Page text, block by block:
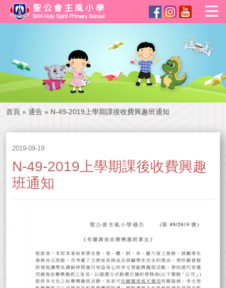
首頁 » 通告 » N-49-2019上學期課後收費興趣班通知
2019-09-19
N-49-2019上學期課後收費興趣
班通知